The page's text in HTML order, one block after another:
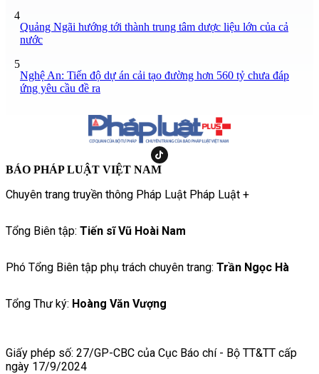
4
Quảng Ngãi hướng tới thành trung tâm dược liệu lớn của cả
nước
5
Nghệ An: Tiến độ dự án cải tạo đường hơn 560 tỷ chưa đáp
ứng yêu cầu đề ra
BÁO PHÁP LUẬT VIỆT NAM
Chuyên trang truyền thông Pháp Luật Pháp Luật +
Tổng Biên tập: Tiến sĩ Vũ Hoài Nam
Phó Tổng Biên tập phụ trách chuyên trang: Trần Ngọc Hà
Tổng Thư ký: Hoàng Văn Vượng
Giấy phép số: 27/GP-CBC của Cục Báo chí - Bộ TT&TT cấp
ngày 17/9/2024